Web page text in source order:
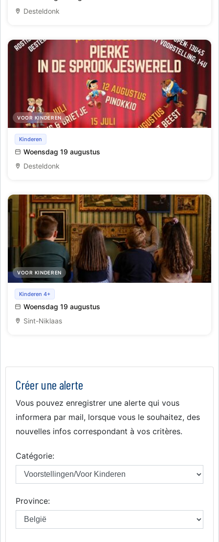
Desteldonk
VOOR KINDEREN
Pierke en 'Belle & het Beest'
Kinderen
Woensdag 19 augustus
Desteldonk
VOOR KINDEREN
Verhaaltjes voor het slapengaan - 4 tot 7 jaar
Kinderen 4+
Woensdag 19 augustus
Sint-Niklaas
Créer une alerte
Vous pouvez enregistrer une alerte qui vous
informera par mail, lorsque vous le souhaitez, des
nouvelles infos correspondant à vos critères.
Catégorie:
Province: